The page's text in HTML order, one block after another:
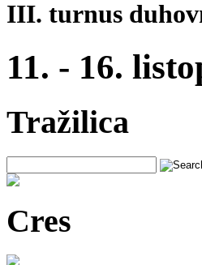
III. turnus
11. - 16.
Tražilica
Cres